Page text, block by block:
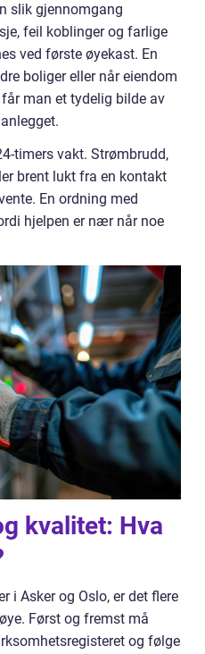
slik gjennomgang
feil koblinger og farlige
ved første øyekast. En
boliger eller når eiendom
man et tydelig bilde av
timers vakt. Strømbrudd,
brent lukt fra en kontakt
En ordning med
hjelpen er nær når noe
kvalitet: Hva
i Asker og Oslo, er det flere
Først og fremst må
og følge